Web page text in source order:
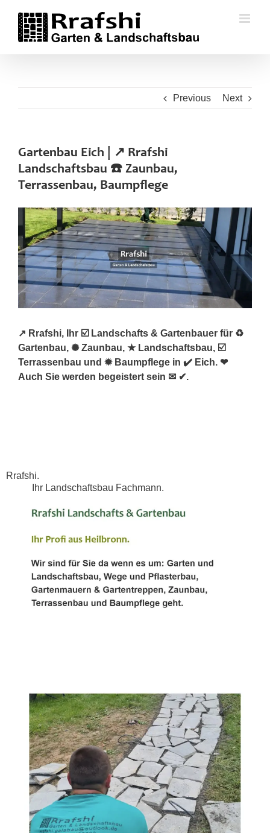
content
Previous Next
Gartenbau Eich | ↗️ Rrafshi
Landschaftsbau ☎️ Zaunbau,
Terrassenbau, Baumpflege
↗️ Rrafshi, Ihr ☑️ Landschafts & Gartenbauer für ♻
Gartenbau, ✺ Zaunbau, ★ Landschaftsbau, ☑️
Terrassenbau und ✹ Baumpflege in ✔️ Eich. ❤
Auch Sie werden begeistert sein ✉ ✔.
Rrafshi.
Ihr Landschaftsbau Fachmann.